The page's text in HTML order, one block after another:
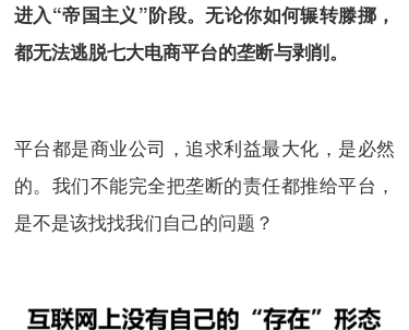
进入“帝国主义”阶段。无论你如何辗转滕挪，
都无法逃脱七大电商平台的垄断与剥削。
平台都是商业公司，追求利益最大化，是必然
的。我们不能完全把垄断的责任都推给平台，
是不是该找找我们自己的问题？